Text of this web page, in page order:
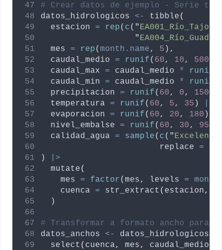
# Crear datos de ejemplo - Serie
datos_hidrologicos
<- tibble(
estacion
= rep( c( "EA001_Río_Tajo
"
mes
= rep( month.name, 5 ),
caudal_medio
= runif( 60, 10, 500
caudal_max
= caudal_medio * runif
caudal_min
= caudal_medio * runif
precipitacion
= runif( 60, 0, 150
temperatura
= runif( 60, 5, 35 )
evaporacion
= runif( 60, 20, 180 )
nivel_embalse
= runif( 60, 30, 95
calidad_agua
= sample( c( "Excelente
replace
=
)
|>
  mutate
(
mes
= factor ( mes, levels =
cuenca
= str_extract ( estacion,
  )
# Transformar a formato ancho para
datos_anchos
<- datos_hidrologicos
  select
( cuenca, mes, caudal_medio